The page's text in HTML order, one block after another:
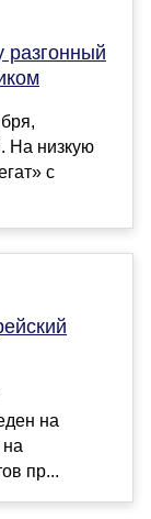
разгонный
На низкую
с
на
пр...